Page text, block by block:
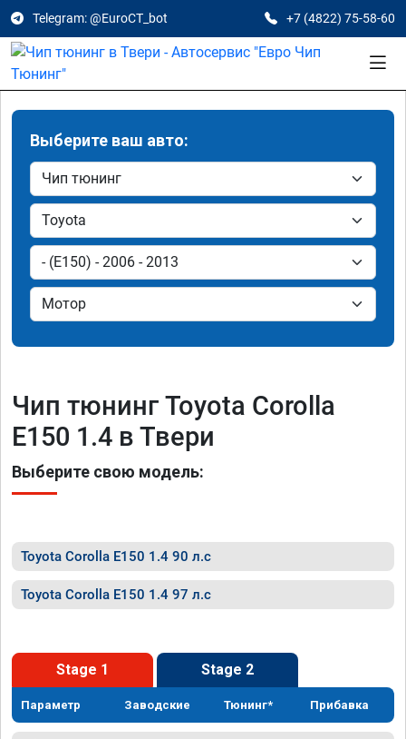
Telegram: @EuroCT_bot +7 (4822) 75-58-60
Выберите ваш авто:
Чип тюнинг Toyota Corolla
E150 1.4 в Твери
Выберите свою модель:
Toyota Corolla E150 1.4 90 л.с
Toyota Corolla E150 1.4 97 л.с
Stage 1 Stage 2
Параметр Заводские Тюнинг* Прибавка